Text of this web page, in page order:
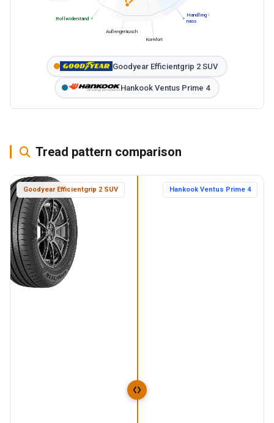
Handling -
nass
Komfort
Außengeräusch
Rollwiderstand
Goodyear Efficientgrip 2 SUV
Hankook Ventus Prime 4
Tread pattern comparison
Goodyear Efficientgrip 2 SUV Hankook Ventus Prime 4